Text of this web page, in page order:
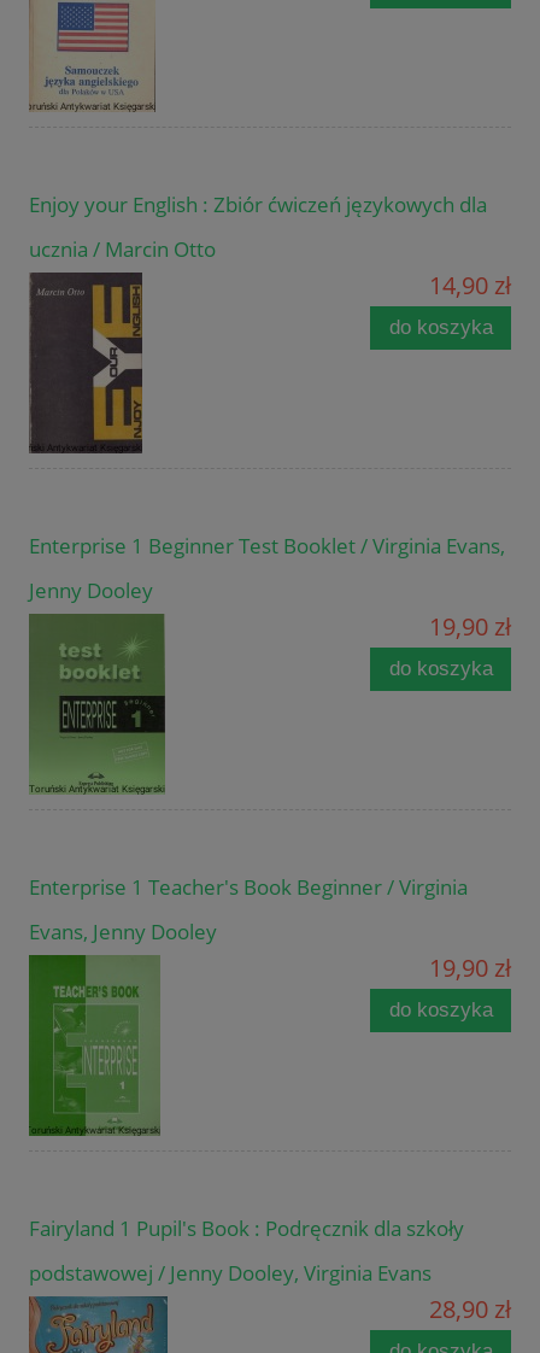
Enjoy your English : Zbiór ćwiczeń językowych dla
ucznia / Marcin Otto
14,90 zł
do koszyka
Enterprise 1 Beginner Test Booklet / Virginia Evans,
Jenny Dooley
19,90 zł
do koszyka
Enterprise 1 Teacher's Book Beginner / Virginia
Evans, Jenny Dooley
19,90 zł
do koszyka
Fairyland 1 Pupil's Book : Podręcznik dla szkoły
podstawowej / Jenny Dooley, Virginia Evans
28,90 zł